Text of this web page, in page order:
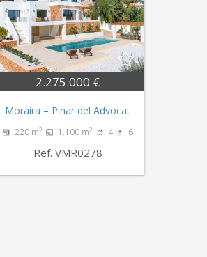
2.275.000 €
Moraira – Pinar del Advocat
220 m2 1.100 m2 4 6
Ref. VMR0278